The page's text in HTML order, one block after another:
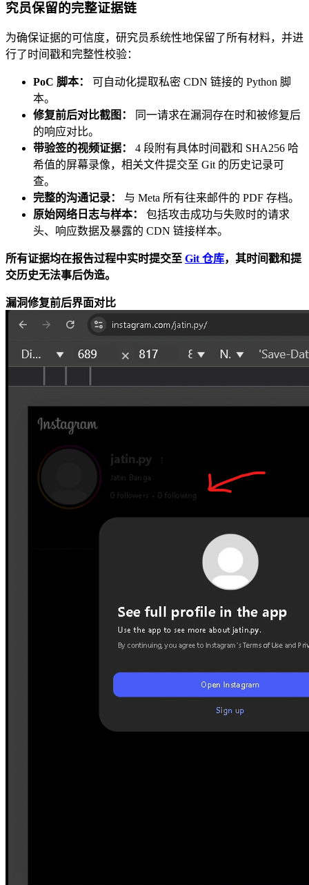
究员保留的完整证据链
为确保证据的可信度，研究员系统性地保留了所有材料，并进
行了时间戳和完整性校验：
PoC 脚本：
可自动化提取私密 CDN 链接的 Python 脚
本。
修复前后对比截图：
同一请求在漏洞存在时和被修复后
的响应对比。
带验签的视频证据：
4 段附有具体时间戳和 SHA256 哈
希值的屏幕录像，相关文件提交至 Git 的历史记录可
查。
完整的沟通记录：
与 Meta 所有往来邮件的 PDF 存档。
原始网络日志与样本：
包括攻击成功与失败时的请求
头、响应数据及暴露的 CDN 链接样本。
所有证据均在报告过程中实时提交至 Git 仓库，其时间戳和提
交历史无法事后伪造。
漏洞修复前后界面对比